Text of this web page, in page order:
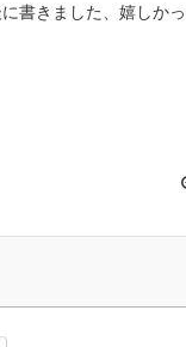
書きました、嬉しか